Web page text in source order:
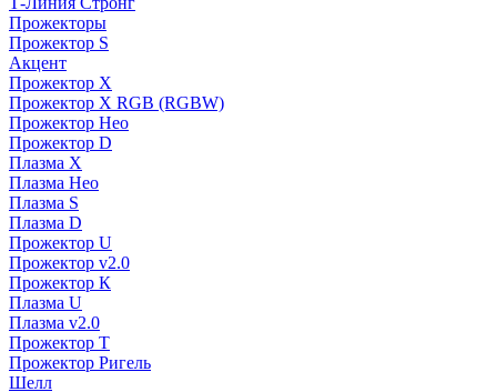
Прожекторы
Прожектор S
Акцент
Прожектор X
Прожектор Х RGB (RGBW)
Прожектор Нео
Прожектор D
Плазма X
Плазма Нео
Плазма S
Плазма D
Прожектор U
Прожектор v2.0
Прожектор К
Плазма U
Плазма v2.0
Прожектор Т
Прожектор Ригель
Шелл